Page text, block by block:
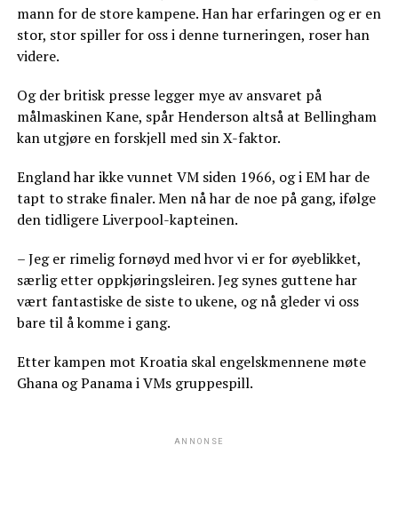
mann for de store kampene. Han har erfaringen og er en
stor, stor spiller for oss i denne turneringen, roser han
videre.
Og der britisk presse legger mye av ansvaret på
målmaskinen Kane, spår Henderson altså at Bellingham
kan utgjøre en forskjell med sin X-faktor.
England har ikke vunnet VM siden 1966, og i EM har de
tapt to strake finaler. Men nå har de noe på gang, ifølge
den tidligere Liverpool-kapteinen.
– Jeg er rimelig fornøyd med hvor vi er for øyeblikket,
særlig etter oppkjøringsleiren. Jeg synes guttene har
vært fantastiske de siste to ukene, og nå gleder vi oss
bare til å komme i gang.
Etter kampen mot Kroatia skal engelskmennene møte
Ghana og Panama i VMs gruppespill.
ANNONSE